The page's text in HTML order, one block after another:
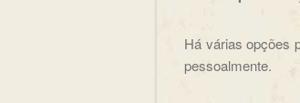
Há várias opções
pessoalmente.